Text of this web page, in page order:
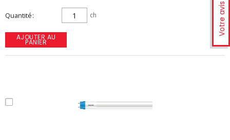
Votre avis
Quantité ch
AJOUTER AU
PANIER